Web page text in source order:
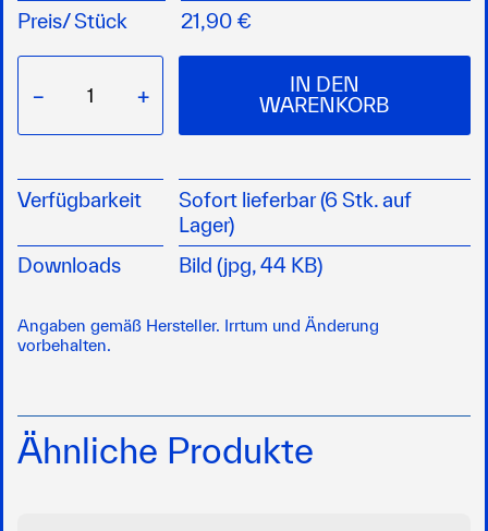
Preis/Stück 21,90 €
− +
IN DEN
WARENKORB
Verfügbarkeit
Sofort lieferbar (6 Stk. auf
Lager)
Downloads
Bild (jpg, 44 KB)
Angaben gemäß Hersteller. Irrtum und Änderung
vorbehalten.
Ähnliche Produkte